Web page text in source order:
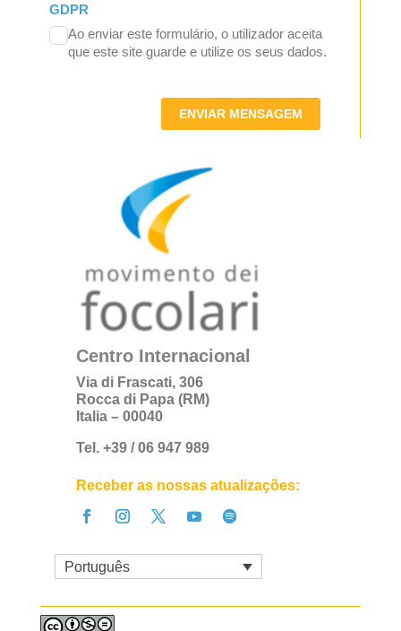
GDPR
Ao enviar este formulário, o utilizador aceita
que este site guarde e utilize os seus dados.
ENVIAR MENSAGEM
Centro Internacional
Via di Frascati, 306
Rocca di Papa (RM)
Italia – 00040
Tel. +39 / 06 947 989
Receber as nossas atualizações:
Português